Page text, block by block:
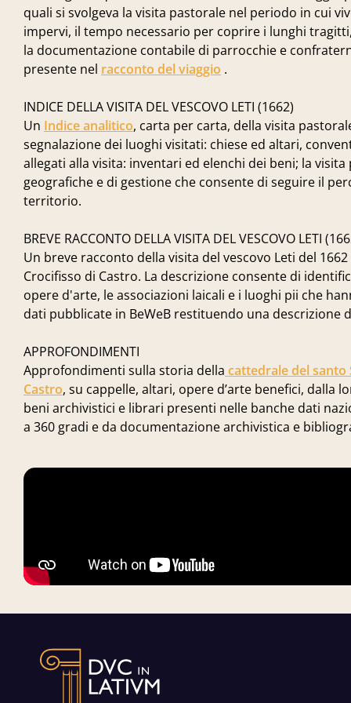
quali si svolgeva la visita pastorale nel periodo in cui
impervi, il tempo necessario per coprire i lunghi
la documentazione contabile di parrocchie e
presente nel racconto del viaggio .
INDICE DELLA VISITA DEL VESCOVO LETI (1662)
Un Indice analitico, carta per carta, della visita
segnalazione dei luoghi visitati: chiese ed altari,
allegati alla visita: inventari ed elenchi dei beni; la
geografiche e di gestione che consente di seguire il
territorio.
BREVE RACCONTO DELLA VISITA DEL VESCOVO LETI
Un breve racconto della visita del vescovo Leti del
Crocifisso di Castro. La descrizione consente di
opere d'arte, le associazioni laicali e i luoghi pii che
dati pubblicate in BeWeB restituendo una descrizione
APPROFONDIMENTI
Approfondimenti sulla storia della cattedrale del santo
Castro, su cappelle, altari, opere d’arte benefici,
beni archivistici e librari presenti nelle banche dati
a 360 gradi e da documentazione archivistica e